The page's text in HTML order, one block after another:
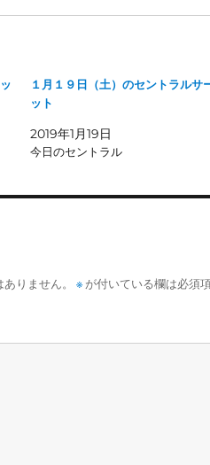
１月１９日（土）のセントラルサ
ット
2019年1月19日
今日のセントラル
りません。 ※ が付いている欄は必須